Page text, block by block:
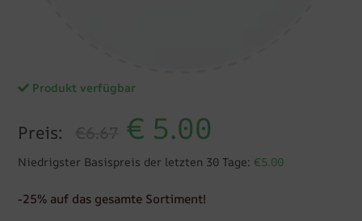
Produkt verfügbar
Preis: €6.67 € 5.00
Niedrigster Basispreis der letzten 30 Tage: €5.00
-25% auf das gesamte Sortiment!